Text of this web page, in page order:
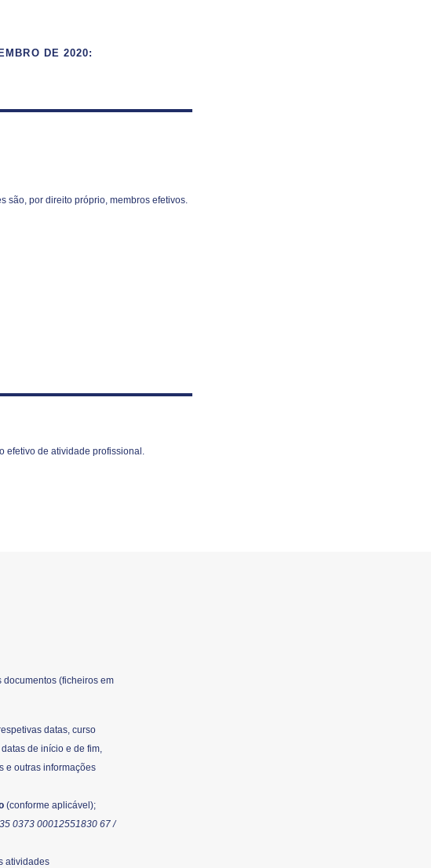
DE 2020:
são, por direito próprio, membros efetivos.
efetivo de atividade profissional.
(ficheiros em
datas, curso
de início e de fim,
e outras informações
(conforme aplicável);
0373 00012551830 67 /
atividades